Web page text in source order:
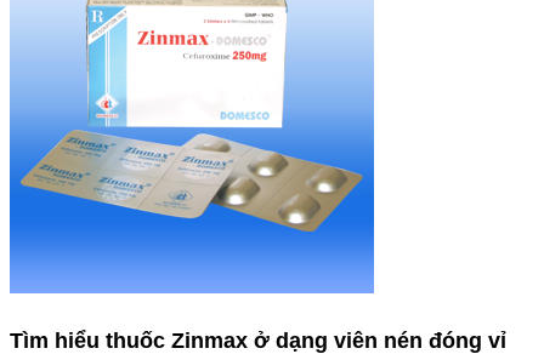
Tìm hiểu thuốc Zinmax ở dạng viên nén đóng vỉ